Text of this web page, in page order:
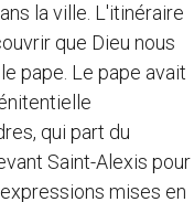
la ville. L'itinéraire
que Dieu nous
pape. Le pape avait
qui part du
Saint-Alexis pour
mises en